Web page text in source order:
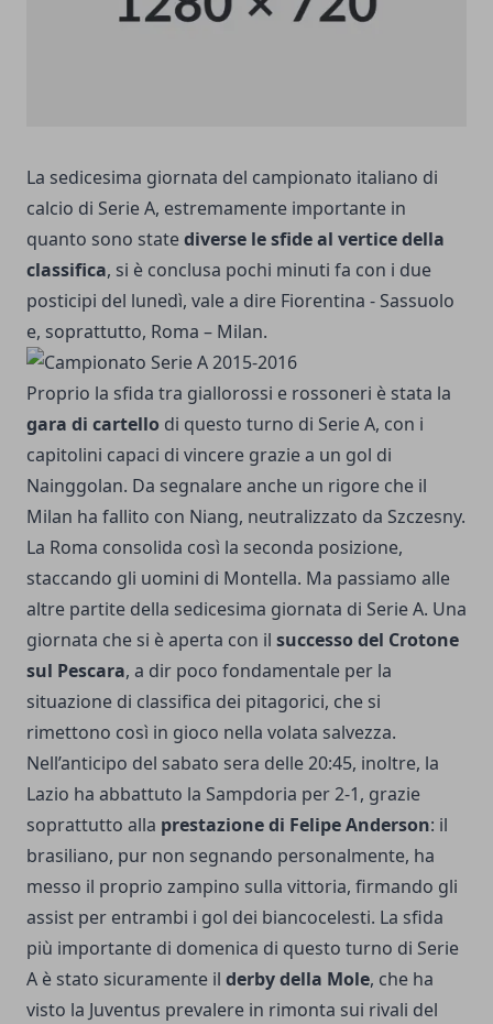
La sedicesima giornata del campionato italiano di
calcio di Serie A, estremamente importante in
quanto sono statediverse le sfide al vertice della
classifica, si è conclusa pochi minuti fa con i due
posticipi del lunedì, vale a dire Fiorentina - Sassuolo
e, soprattutto, Roma – Milan.
Proprio la sfida tra giallorossi e rossoneri è stata la
gara di cartello di questo turno di Serie A, con i
capitolini capaci di vincere grazie a un gol di
Nainggolan. Da segnalare anche un rigore che il
Milan ha fallito con Niang, neutralizzato da Szczesny.
La Roma consolida così la seconda posizione,
staccando gli uomini di Montella. Ma passiamo alle
altre partite della sedicesima giornata di Serie A. Una
giornata che si è aperta con il successo del Crotone
sul Pescara, a dir poco fondamentale per la
situazione di classifica dei pitagorici, che si
rimettono così in gioco nella volata salvezza.
Nell’anticipo del sabato sera delle 20:45, inoltre, la
Lazio ha abbattuto la Sampdoria per 2-1, grazie
soprattutto alla prestazione di Felipe Anderson: il
brasiliano, pur non segnando personalmente, ha
messo il proprio zampino sulla vittoria, firmando gli
assist per entrambi i gol dei biancocelesti. La sfida
più importante di domenica di questo turno di Serie
A è stato sicuramente il derby della Mole, che ha
visto la Juventus prevalere in rimonta sui rivali del